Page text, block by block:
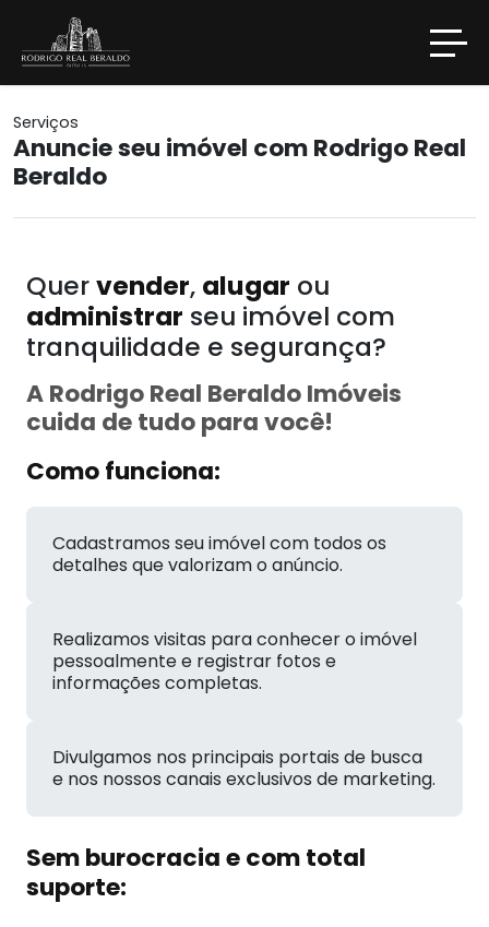
Serviços
Anuncie seu imóvel com Rodrigo Real
Beraldo
Quervender, alugar ou
administrar seu imóvel com
tranquilidade e segurança?
A Rodrigo Real Beraldo Imóveis
cuida de tudo para você!
Como funciona:
Cadastramos seu imóvel com todos os
detalhes que valorizam o anúncio.
Realizamos visitas para conhecer o imóvel
pessoalmente e registrar fotos e
informações completas.
Divulgamos nos principais portais de busca
e nos nossos canais exclusivos de marketing.
Sem burocracia e com total
suporte: